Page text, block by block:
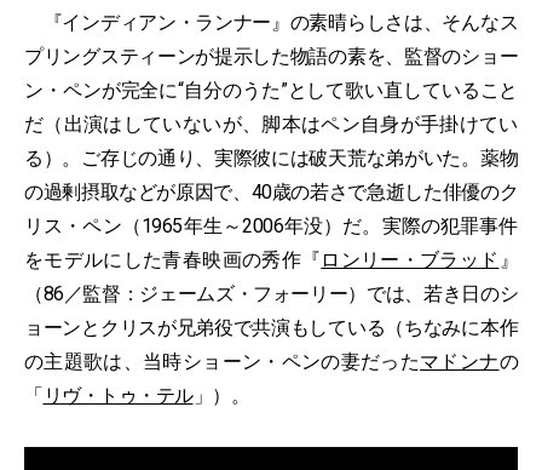
『インディアン・ランナー』の素晴らしさは、そんなス
プリングスティーンが提示した物語の素を、監督のショー
ン・ペンが完全に“自分のうた”として歌い直していること
だ（出演はしていないが、脚本はペン自身が手掛けてい
る）。ご存じの通り、実際彼には破天荒な弟がいた。薬物
の過剰摂取などが原因で、40歳の若さで急逝した俳優のク
リス・ペン（1965年生～2006年没）だ。実際の犯罪事件
をモデルにした青春映画の秀作『 ロンリー・ブラッド 』
（86／監督：ジェームズ・フォーリー）では、若き日のシ
ョーンとクリスが兄弟役で共演もしている（ちなみに本作
の主題歌は、当時ショーン・ペンの妻だったマドンナの
「 リヴ・トゥ・テル」）。